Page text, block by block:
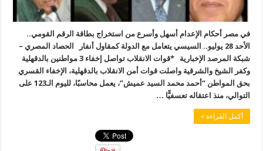
في مصر أحكام الإعدام أسهل وأسرع من استخراج بطاقة الرقم القومي..
الأحد 28 يوليو.. السيسي يتعامل مع الدولة كمقاول أنفار الحصاد المصري –
شبكة المرصد الإخبارية *قوات الانقلاب تواصل إخفاء 3 مواطنين بالدقهلية
وكفر الشيخ والشرقية واصلت قوات أمن الانقلاب بالدقهلية، الإخفاء القسري
بحق المواطن “أحمد محمد السيد عميش”، يعمل محاسبًا، لليوم الـ123 على
التوالي، منذ اعتقاله تعسفيًّا …
أكمل القراءة »